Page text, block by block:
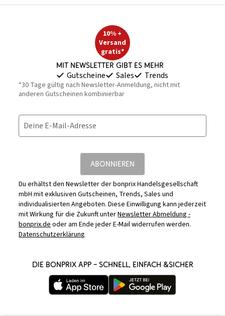
10% +
Versand
gratis*
Mit Newsletter gibt es mehr
Gutscheine Sales Trends
*30 Tage gültig nach Newsletter-Anmeldung, nicht mit
anderen Gutscheinen kombinierbar
Deine E-Mail-Adresse
ABONNIEREN
Du erhältst den Newsletter der bonprix Handelsgesellschaft
mbH mit exklusiven Gutscheinen, Trends, Sales und
individualisierten Angeboten. Diese Einwilligung kann jederzeit
mit Wirkung für die Zukunft unterNewsletter Abmeldung -
bonprix.deoder am Ende jeder E-Mail widerrufen werden.
Datenschutzerklärung
DIE BONPRIX APP – SCHNELL, EINFACH &SICHER